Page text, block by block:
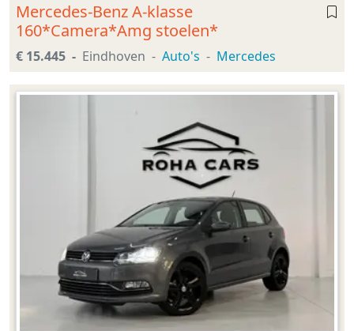
Mercedes-Benz A-klasse
160*Camera*Amg stoelen*
€ 15.445 Eindhoven Auto's Mercedes